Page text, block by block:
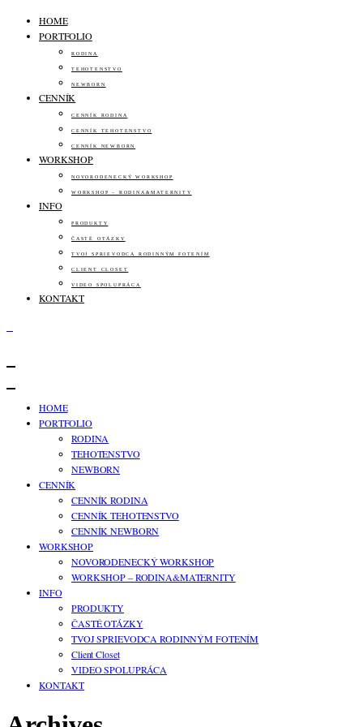
HOME
PORTFOLIO
RODINA
TEHOTENSTVO
NEWBORN
CENNÍK
CENNÍK RODINA
CENNÍK TEHOTENSTVO
CENNÍK NEWBORN
WORKSHOP
NOVORODENECKÝ WORKSHOP
WORKSHOP – RODINA&MATERNITY
INFO
PRODUKTY
ČASTÉ OTÁZKY
TVOJ SPRIEVODCA RODINNÝM FOTENÍM
CLIENT CLOSET
VIDEO SPOLUPRÁCA
KONTAKT
HOME
PORTFOLIO
RODINA
TEHOTENSTVO
NEWBORN
CENNÍK
CENNÍK RODINA
CENNÍK TEHOTENSTVO
CENNÍK NEWBORN
WORKSHOP
NOVORODENECKÝ WORKSHOP
WORKSHOP – RODINA&MATERNITY
INFO
PRODUKTY
ČASTÉ OTÁZKY
TVOJ SPRIEVODCA RODINNÝM FOTENÍM
Client Closet
VIDEO SPOLUPRÁCA
KONTAKT